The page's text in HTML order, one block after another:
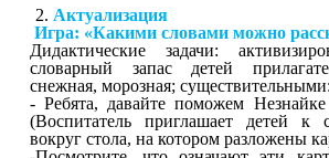
Актуализация
Игра: «Какими словами можно
Дидактические задачи:
словарный запас детей
снежная, морозная;
- Ребята, давайте поможем Незнайке
(Воспитатель приглашает детей к
вокруг стола, на котором разложены